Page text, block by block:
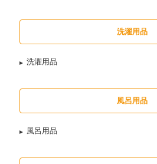
洗濯用品
洗濯用品
風呂用品
風呂用品